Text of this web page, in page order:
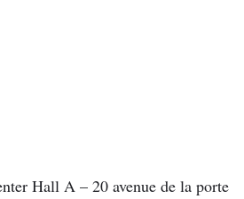
Hall A – 20 avenue de la porte